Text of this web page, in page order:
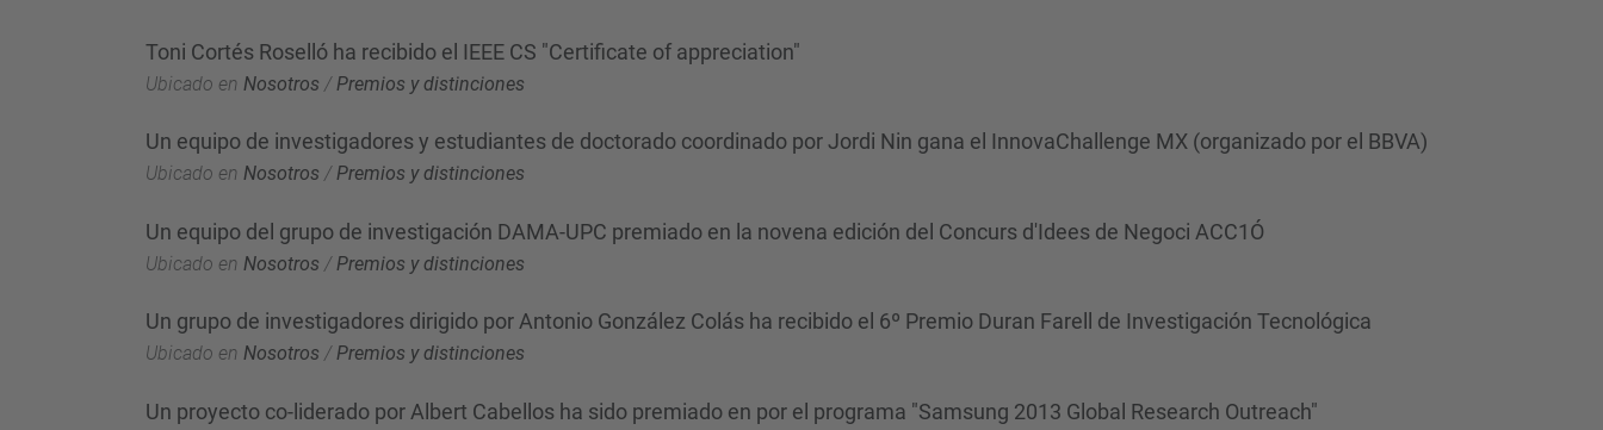
Toni Cortés Roselló ha recibido el IEEE CS "Certificate of appreciation"
Ubicado en Nosotros / Premios y distinciones
Un equipo de investigadores y estudiantes de doctorado coordinado por Jordi Nin gana el InnovaChallenge MX (organizado por el BBVA)
Ubicado en Nosotros /Premios y distinciones
Un equipo del grupo de investigación DAMA-UPC premiado en la novena edición del Concurs d'Idees de Negoci ACC1Ó
Ubicado en Nosotros / Premios y distinciones
Un grupo de investigadores dirigido por Antonio González Colás ha recibido el 6º Premio Duran Farell de Investigación Tecnológica
Ubicado en Nosotros /Premios y distinciones
Un proyecto co-liderado por Albert Cabellos ha sido premiado en por el programa "Samsung 2013 Global Research Outreach"